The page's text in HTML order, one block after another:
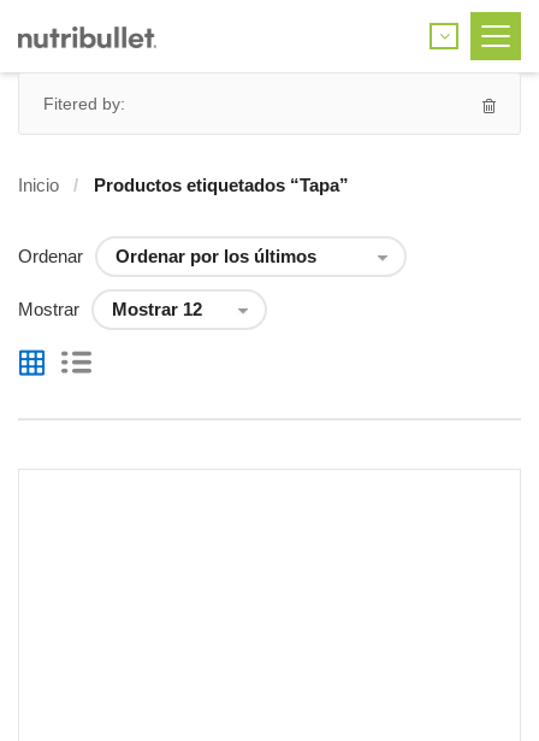
Fitered by:
Inicio Productos etiquetados “Tapa”
Ordenar
Mostrar